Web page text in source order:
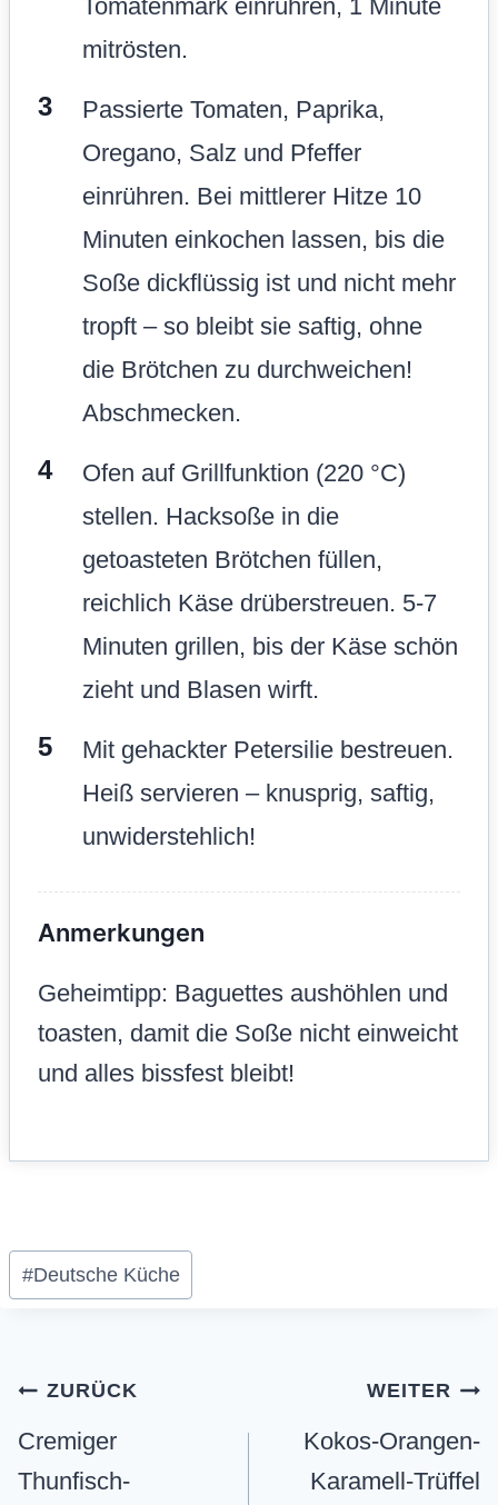
Tomatenmark einrühren, 1 Minute
mitrösten.
Passierte Tomaten, Paprika,
Oregano, Salz und Pfeffer
einrühren. Bei mittlerer Hitze 10
Minuten einkochen lassen, bis die
Soße dickflüssig ist und nicht mehr
tropft – so bleibt sie saftig, ohne
die Brötchen zu durchweichen!
Abschmecken.
Ofen auf Grillfunktion (220 °C)
stellen. Hacksoße in die
getoasteten Brötchen füllen,
reichlich Käse drüberstreuen. 5-7
Minuten grillen, bis der Käse schön
zieht und Blasen wirft.
Mit gehackter Petersilie bestreuen.
Heiß servieren – knusprig, saftig,
unwiderstehlich!
Anmerkungen
Geheimtipp: Baguettes aushöhlen und
toasten, damit die Soße nicht einweicht
und alles bissfest bleibt!
Schlagworte:
#Deutsche Küche
Beitragsnavigation
ZURÜCK
Cremiger
Thunfisch-
WEITER
Kokos-Orangen-
Karamell-Trüffel